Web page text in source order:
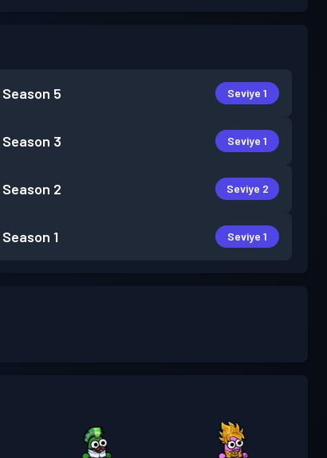
Season 5 Seviye 1
Season 3 Seviye 1
Season 2 Seviye 2
Season 1 Seviye 1